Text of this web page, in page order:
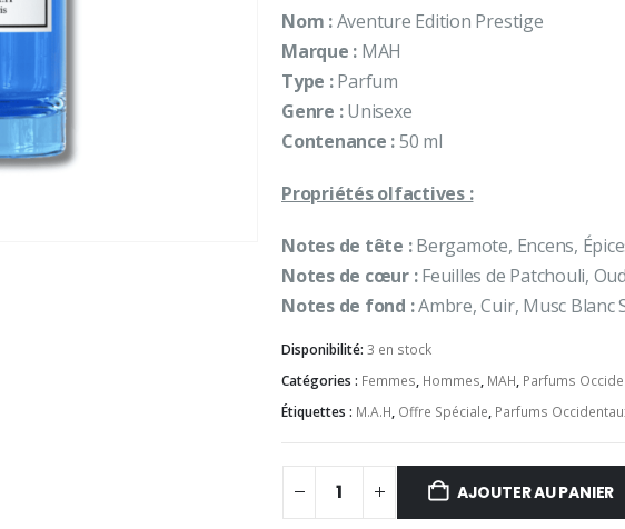
Nom :Aventure Edition Prestige
Marque : MAH
Type :Parfum
Genre :Unisexe
Contenance :50 ml
Propriétés olfactives :
Notes de tête :Bergamote, Encens,
Notes de cœur :Feuilles de Patchouli,
Notes de fond :Ambre, Cuir, Musc Blanc
Disponibilité: 3 en stock
Catégories : Femmes, Hommes, MAH, Parfums
Étiquettes : M.A.H, Offre Spéciale, Parfums
AJOUTER AU PANIER